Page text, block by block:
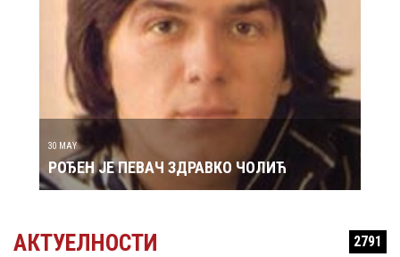
30 MAY
РОЂЕН ЈЕ ПЕВАЧ ЗДРАВКО ЧОЛИЋ
АКТУЕЛНОСТИ 2791